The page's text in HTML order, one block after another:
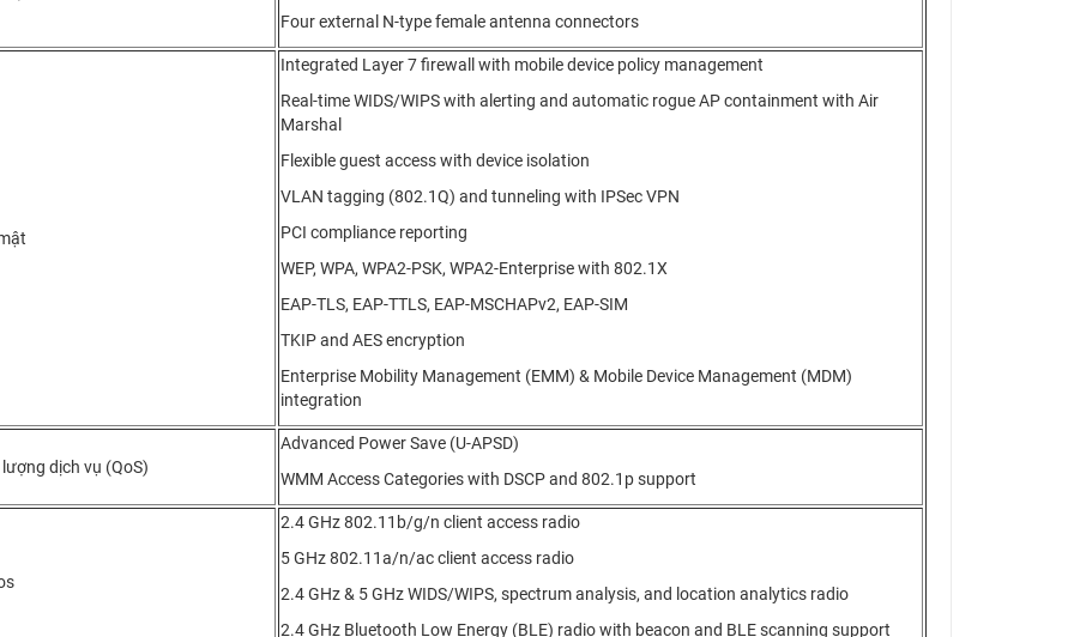
Four external N-type female antenna connectors
Integrated Layer 7 firewall with mobile device policy management
Real-time WIDS/WIPS with alerting and automatic rogue AP containment with Air
Marshal
Flexible guest access with device isolation
VLAN tagging (802.1Q) and tunneling with IPSec VPN
PCI compliance reporting
WEP, WPA, WPA2-PSK, WPA2-Enterprise with 802.1X
EAP-TLS, EAP-TTLS, EAP-MSCHAPv2, EAP-SIM
TKIP and AES encryption
Enterprise Mobility Management (EMM) & Mobile Device Management (MDM)
integration
dịch vụ (QoS)
Advanced Power Save (U-APSD)
WMM Access Categories with DSCP and 802.1p support
2.4 GHz 802.11b/g/n client access radio
5 GHz 802.11a/n/ac client access radio
2.4 GHz & 5 GHz WIDS/WIPS, spectrum analysis, and location analytics radio
2.4 GHz Bluetooth Low Energy (BLE) radio with beacon and BLE scanning support